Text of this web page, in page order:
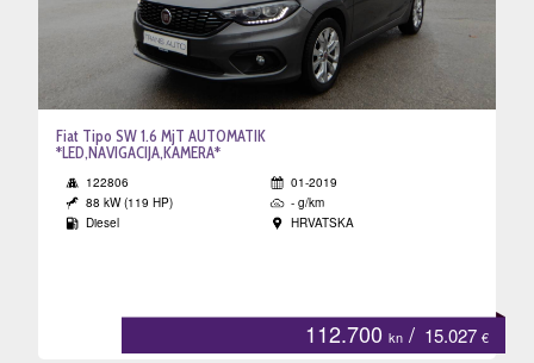
Fiat Tipo SW 1.6 MjT AUTOMATIK
*LED,NAVIGACIJA,KAMERA*
122806
01-2019
88 kW (119 HP)
- g/km
Diesel
HRVATSKA
112.700 kn / 15.027 €